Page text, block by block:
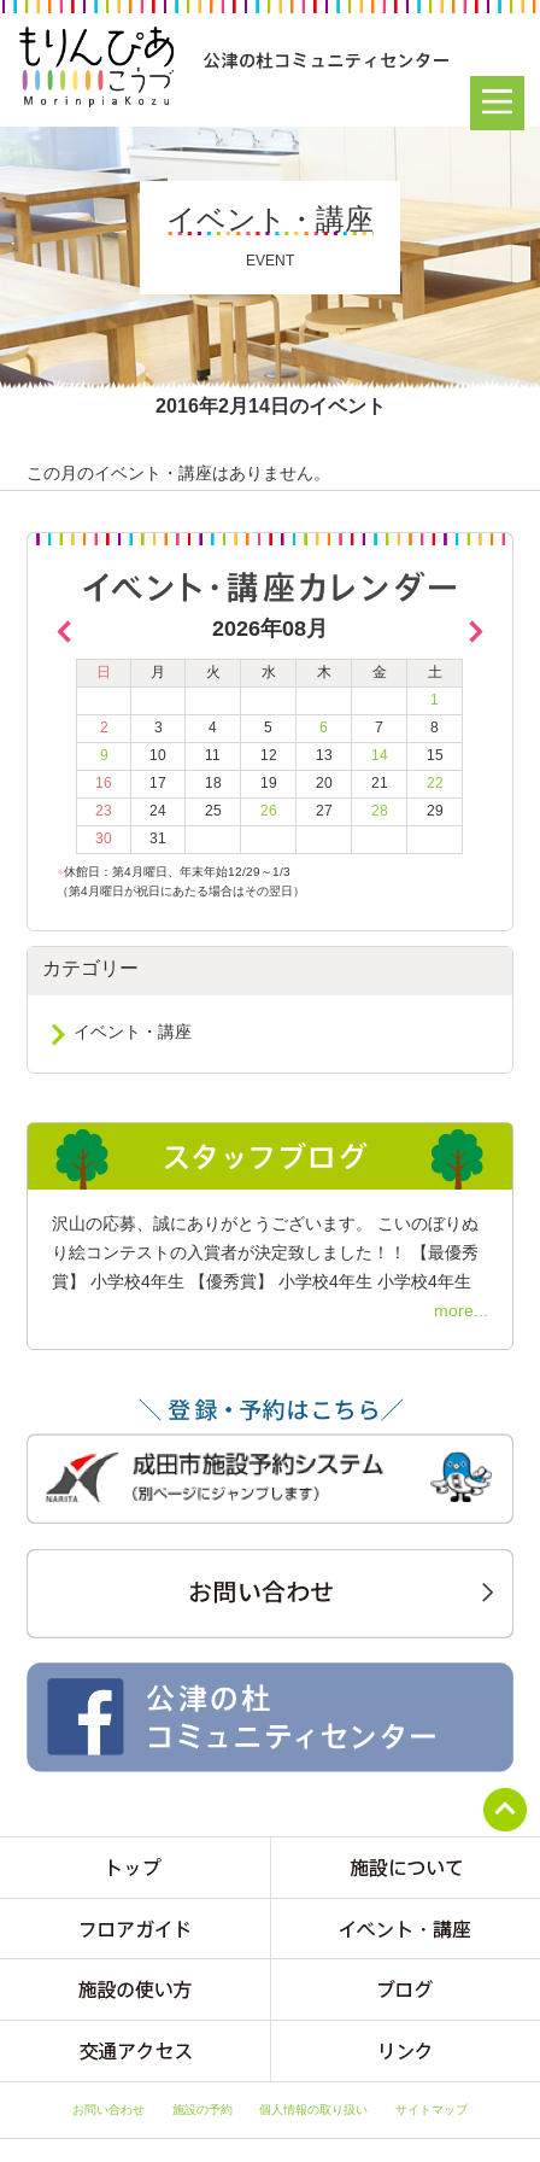
イベント・講座
EVENT
2016年2月14日のイベント
この月のイベント・講座はありません。
2026年08月
日 月 火 水 木 金
土
1
2
3 4 5 6 7
8
9
10 11 12 13 14
15
16
17 18 19 20 21
22
23
24 25 26 27 28
29
30
31
●休館日：第4月曜日、年末年始12/29～1/3
（第4月曜日が祝日にあたる場合はその翌日）
カテゴリー
イベント・講座
沢山の応募、誠にありがとうございます。 こいのぼりぬ
り絵コンテストの入賞者が決定致しました！！ 【最優秀
賞】 小学校4年生 【優秀賞】 小学校4年生 小学校4年生
more...
お問い合わせ 施設の予約 個人情報の取り扱い サイトマップ